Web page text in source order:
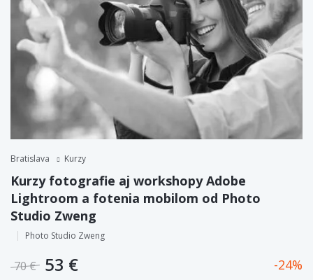
Bratislava Kurzy
Kurzy fotografie aj workshopy Adobe
Lightroom a fotenia mobilom od Photo
Studio Zweng
Photo Studio Zweng
70 € 53 € 24